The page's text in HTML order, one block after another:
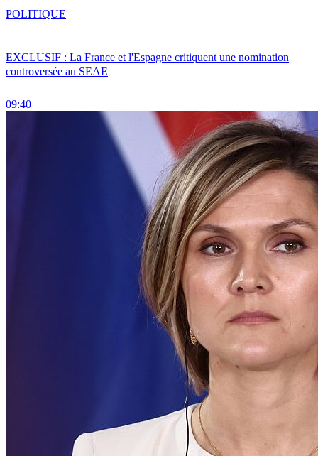
EXCLUSIF : La France et l'Espagne critiquent une nomination
controversée au SEAE
09:40
POLITIQUE